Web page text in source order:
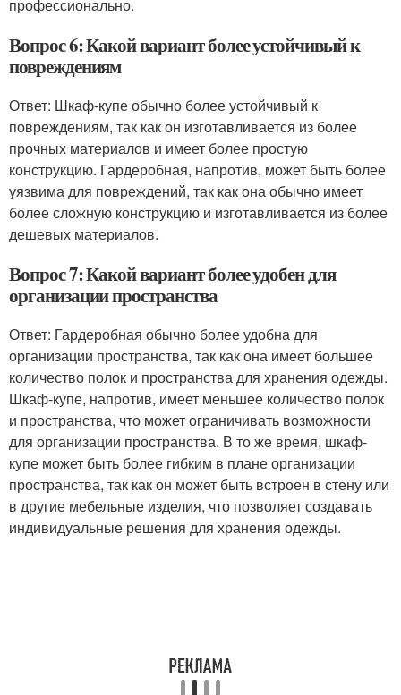
профессионально.
Вопрос 6: Какой вариант более устойчивый к
повреждениям
Ответ: Шкаф-купе обычно более устойчивый к
повреждениям, так как он изготавливается из более
прочных материалов и имеет более простую
конструкцию. Гардеробная, напротив, может быть более
уязвима для повреждений, так как она обычно имеет
более сложную конструкцию и изготавливается из более
дешевых материалов.
Вопрос 7: Какой вариант более удобен для
организации пространства
Ответ: Гардеробная обычно более удобна для
организации пространства, так как она имеет большее
количество полок и пространства для хранения одежды.
Шкаф-купе, напротив, имеет меньшее количество полок
и пространства, что может ограничивать возможности
для организации пространства. В то же время, шкаф-
купе может быть более гибким в плане организации
пространства, так как он может быть встроен в стену или
в другие мебельные изделия, что позволяет создавать
индивидуальные решения для хранения одежды.